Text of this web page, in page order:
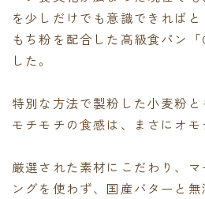
を少しだけでも意識できればと
もち粉を配合した高級食パン
した。
特別な方法で製粉した小麦粉
モチモチの食感は、まさにオモ
厳選された素材にこだわり、
ングを使わず、国産バターと